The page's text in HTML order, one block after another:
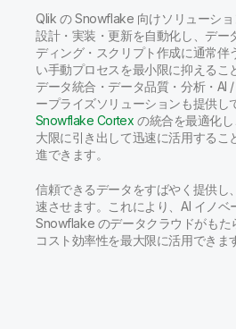
Qlik の Snowflake 向けソリューシ
設計・実装・更新を自動化し、デー
ディング・スクリプト作成に通常伴
い手動プロセスを最小限に抑えるこ
データ統合・データ品質・分析・AI
ープライズソリューションも提供し
Snowflake Cortex の統合を最適化
大限に引き出して迅速に活用するこ
進できます。
信頼できるデータをすばやく提供し
速させます。これにより、AI イノベ
Snowflake のデータクラウドがもた
コスト効率性を最大限に活用できま